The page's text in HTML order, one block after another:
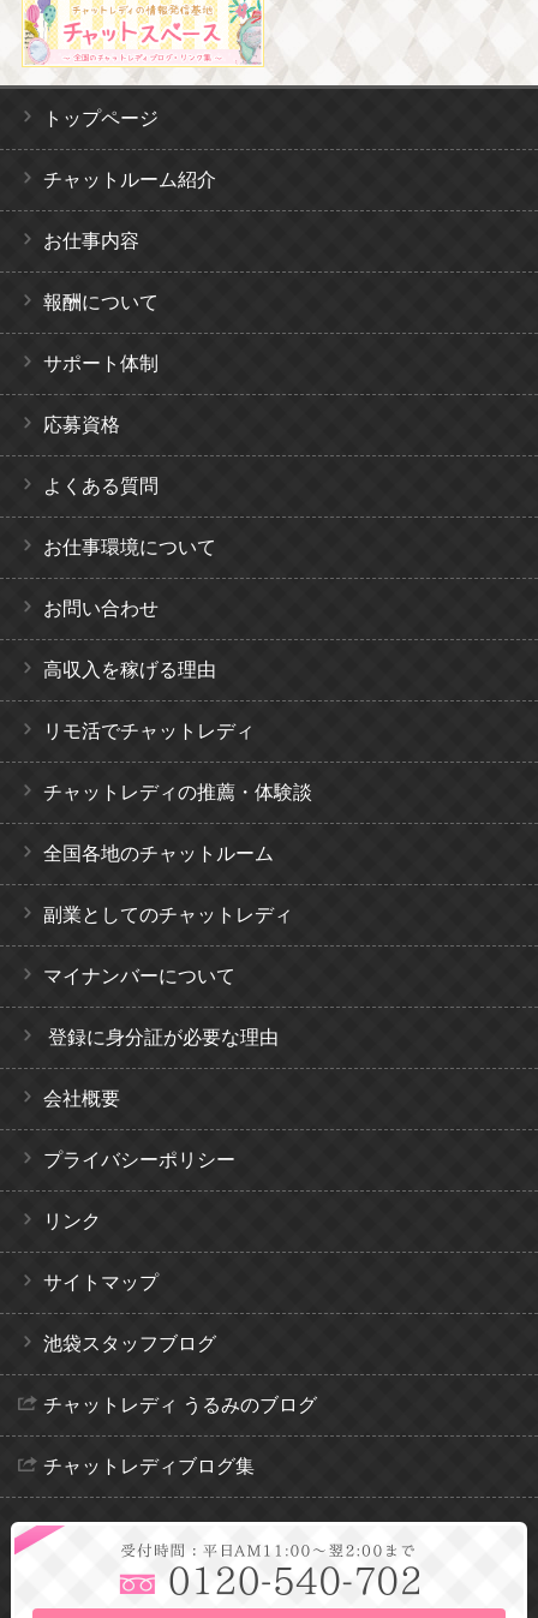
トップページ
チャットルーム紹介
お仕事内容
報酬について
サポート体制
応募資格
よくある質問
お仕事環境について
お問い合わせ
高収入を稼げる理由
リモ活でチャットレディ
チャットレディの推薦・体験談
全国各地のチャットルーム
副業としてのチャットレディ
マイナンバーについて
登録に身分証が必要な理由
会社概要
プライバシーポリシー
リンク
サイトマップ
池袋スタッフブログ
チャットレディ うるみのブログ
チャットレディブログ集